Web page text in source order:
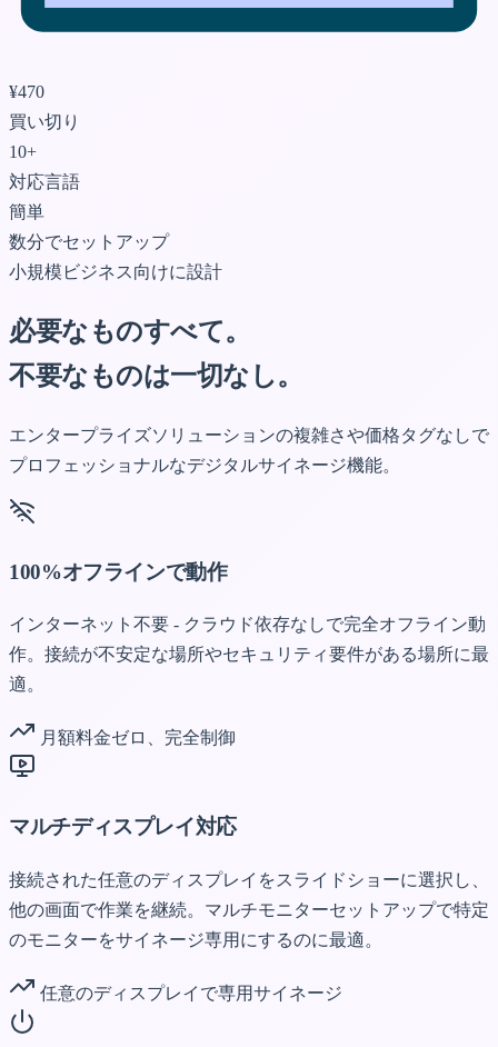
¥470
買い切り
10+
対応言語
簡単
数分でセットアップ
小規模ビジネス向けに設計
必要なものすべて。
不要なものは一切なし。
エンタープライズソリューションの複雑さや価格タグなしで
プロフェッショナルなデジタルサイネージ機能。
100%オフラインで動作
インターネット不要 - クラウド依存なしで完全オフライン動
作。接続が不安定な場所やセキュリティ要件がある場所に最
適。
月額料金ゼロ、完全制御
マルチディスプレイ対応
接続された任意のディスプレイをスライドショーに選択し、
他の画面で作業を継続。マルチモニターセットアップで特定
のモニターをサイネージ専用にするのに最適。
任意のディスプレイで専用サイネージ